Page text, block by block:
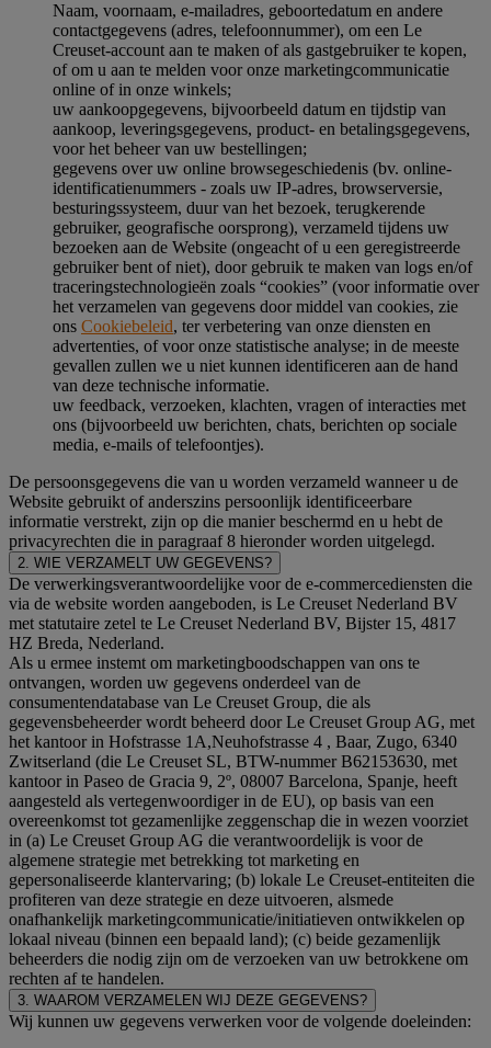
Naam, voornaam, e-mailadres, geboortedatum en andere
contactgegevens (adres, telefoonnummer), om een Le
Creuset-account aan te maken of als gastgebruiker te kopen,
of om u aan te melden voor onze marketingcommunicatie
online of in onze winkels;
uw aankoopgegevens, bijvoorbeeld datum en tijdstip van
aankoop, leveringsgegevens, product- en betalingsgegevens,
voor het beheer van uw bestellingen;
gegevens over uw online browsegeschiedenis (bv. online-
identificatienummers - zoals uw IP-adres, browserversie,
besturingssysteem, duur van het bezoek, terugkerende
gebruiker, geografische oorsprong), verzameld tijdens uw
bezoeken aan de Website (ongeacht of u een geregistreerde
gebruiker bent of niet), door gebruik te maken van logs en/of
traceringstechnologieën zoals “cookies” (voor informatie over
het verzamelen van gegevens door middel van cookies, zie
ons Cookiebeleid, ter verbetering van onze diensten en
advertenties, of voor onze statistische analyse; in de meeste
gevallen zullen we u niet kunnen identificeren aan de hand
van deze technische informatie.
uw feedback, verzoeken, klachten, vragen of interacties met
ons (bijvoorbeeld uw berichten, chats, berichten op sociale
media, e-mails of telefoontjes).
De persoonsgegevens die van u worden verzameld wanneer u de
Website gebruikt of anderszins persoonlijk identificeerbare
informatie verstrekt, zijn op die manier beschermd en u hebt de
privacyrechten die in paragraaf 8 hieronder worden uitgelegd.
2. WIE VERZAMELT UW GEGEVENS?
De verwerkingsverantwoordelijke voor de e-commercediensten die
via de website worden aangeboden, is Le Creuset Nederland BV
met statutaire zetel te Le Creuset Nederland BV, Bijster 15, 4817
HZ Breda, Nederland.
Als u ermee instemt om marketingboodschappen van ons te
ontvangen, worden uw gegevens onderdeel van de
consumentendatabase van Le Creuset Group, die als
gegevensbeheerder wordt beheerd door Le Creuset Group AG, met
het kantoor in Hofstrasse 1A,Neuhofstrasse 4 , Baar, Zugo, 6340
Zwitserland (die Le Creuset SL, BTW-nummer B62153630, met
kantoor in Paseo de Gracia 9, 2º, 08007 Barcelona, Spanje, heeft
aangesteld als vertegenwoordiger in de EU), op basis van een
overeenkomst tot gezamenlijke zeggenschap die in wezen voorziet
in (a) Le Creuset Group AG die verantwoordelijk is voor de
algemene strategie met betrekking tot marketing en
gepersonaliseerde klantervaring; (b) lokale Le Creuset-entiteiten die
profiteren van deze strategie en deze uitvoeren, alsmede
onafhankelijk marketingcommunicatie/initiatieven ontwikkelen op
lokaal niveau (binnen een bepaald land); (c) beide gezamenlijk
beheerders die nodig zijn om de verzoeken van uw betrokkene om
rechten af te handelen.
3. WAAROM VERZAMELEN WIJ DEZE GEGEVENS?
Wij kunnen uw gegevens verwerken voor de volgende doeleinden: